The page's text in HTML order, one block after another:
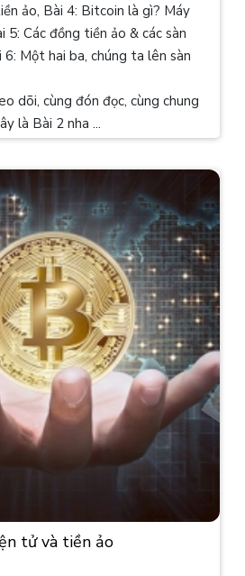
ảo, Bài 4: Bitcoin là gì? Máy
Các đồng tiền ảo & các sàn
Một hai ba, chúng ta lên sàn
dõi, cùng đón đọc, cùng chung
là Bài 2 nha ...
tử và tiền ảo